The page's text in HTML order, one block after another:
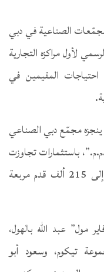
الصناعية في دبي
لأول مراكزه التجارية
المقيمين في
ينجزه مجمّع دبي الصناعي
باستثمارات تجاوزت
قيمتها 100 مليون درهم وبمساحة تصل إلى 215 ألف قدم مربعة
مول” عبد الله بالهول،
تيكوم، وسعود أبو